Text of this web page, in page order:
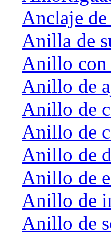
Anclaje de
Anilla de
Anillo con
Anillo de
Anillo de
Anillo de
Anillo de
Anillo de
Anillo de
Anillo de